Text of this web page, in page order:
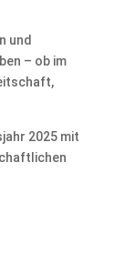
und
– ob im
2025 mit